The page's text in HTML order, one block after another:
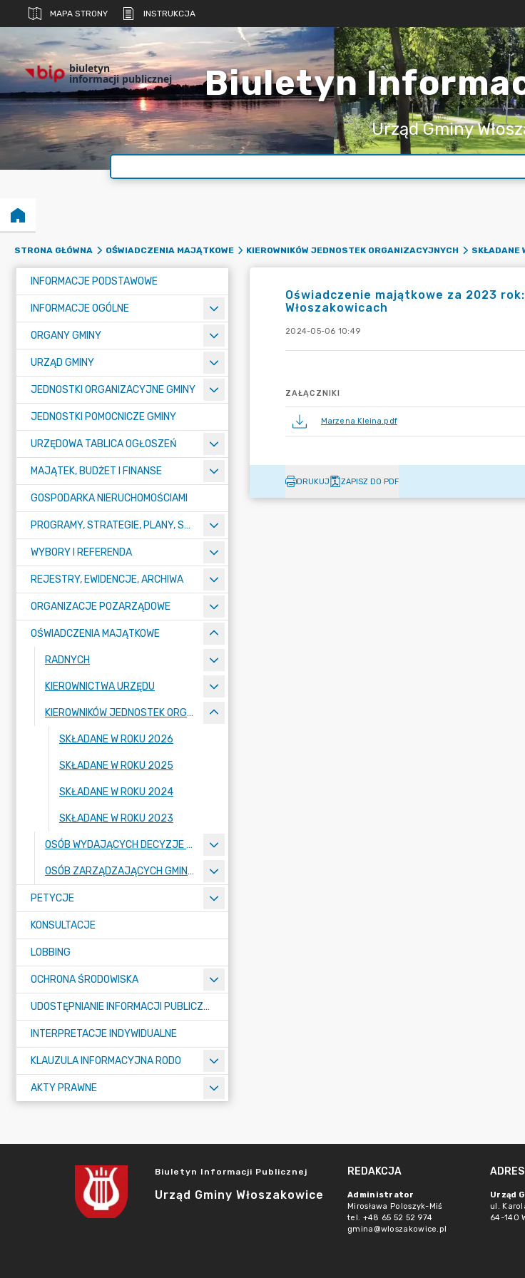
MAPA STRONY INSTRUKCJA
biuletyn
informacji publicznej Biuletyn
Urząd Gminy
STRONA GŁÓWNA OŚWIADCZENIA MAJĄTKOWE KIEROWNIKÓW JEDNOSTEK ORGANIZACYJNYCH SKŁADANE
INFORMACJE PODSTAWOWE
INFORMACJE OGÓLNE
ORGANY GMINY
URZĄD GMINY
JEDNOSTKI ORGANIZACYJNE GMINY
JEDNOSTKI POMOCNICZE GMINY
URZĘDOWA TABLICA OGŁOSZEŃ
MAJĄTEK, BUDŻET I FINANSE
GOSPODARKA NIERUCHOMOŚCIAMI
PROGRAMY, STRATEGIE, PLANY, SPRAWOZDANIA I OPRACOWANIA
WYBORY I REFERENDA
REJESTRY, EWIDENCJE, ARCHIWA
ORGANIZACJE POZARZĄDOWE
OŚWIADCZENIA MAJĄTKOWE
RADNYCH
KIEROWNICTWA URZĘDU
KIEROWNIKÓW JEDNOSTEK ORGANIZACYJNYCH
SKŁADANE W ROKU 2026
SKŁADANE W ROKU 2025
SKŁADANE W ROKU 2024
SKŁADANE W ROKU 2023
OSÓB WYDAJĄCYCH DECYZJE ADMINISTRACYJNE
OSÓB ZARZĄDZAJĄCYCH GMINNYMI OSOBAMI PRAWNYMI
PETYCJE
KONSULTACJE
LOBBING
OCHRONA ŚRODOWISKA
UDOSTĘPNIANIE INFORMACJI PUBLICZNEJ
INTERPRETACJE INDYWIDUALNE
KLAUZULA INFORMACYJNA RODO
AKTY PRAWNE
Oświadczenie majątkowe za 2023
Włoszakowicach
2024-05-06 10:49
ZAŁĄCZNIKI
Marzena Kleina.pdf
DRUKUJ ZAPISZ DO PDF
Biuletyn Informacji Publicznej
Urząd Gminy Włoszakowice
REDAKCJA
Administrator
Mirosława Poloszyk-Miś
tel. +48 65 52 52 974
gmina@wloszakowice.pl
Urząd
ul.
64-140